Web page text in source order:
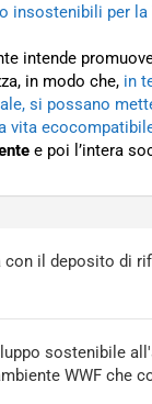
insostenibili per la
intende
in modo che, in
si possano
vita
e poi l’intera
con il deposito di
sostenibile
WWF che